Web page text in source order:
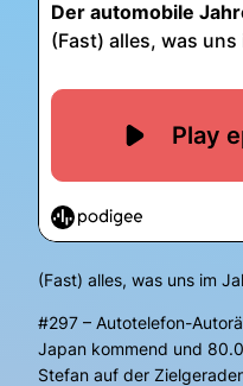
(Fast) alles, was uns im
#297 – Autotelefon-
Japan kommend und
Stefan auf der